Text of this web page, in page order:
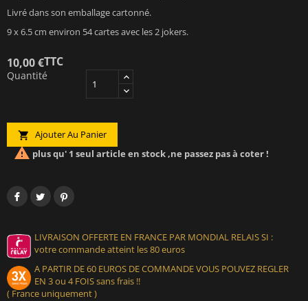
Livré dans son emballage cartonné.
9 x 6.5 cm environ 54 cartes avec les 2 jokers.
10,00 €TTC
Quantité
 Ajouter Au Panier
 plus qu' 1 seul article en stock ,ne passez pas à coter !
LIVRAISON OFFERTE EN FRANCE PAR MONDIAL RELAIS SI :
votre commande atteint les 80 euros
A PARTIR DE 60 EUROS DE COMMANDE VOUS POUVEZ REGLER
EN 3 ou 4 FOIS sans frais !!
( France uniquement )